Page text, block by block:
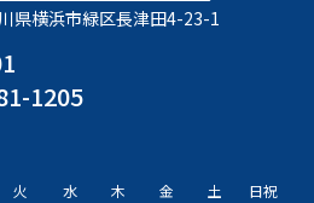
県横浜市緑区長津田4-23-1
1205
火 水 木 金 土 日祝